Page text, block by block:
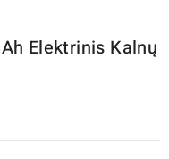
Elektrinis Kalnų